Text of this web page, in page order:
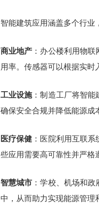
智能建筑应用涵盖多个行业
商业地产 ：办公楼利用物
用率。传感器可以根据实时
工业设施：制造工厂将智能
确保安全合规并降低能源成
医疗保健 ：医院利用互联
些应用需要高可靠性并严格
智慧城市 ：学校、机场和
中，从而助力实现能源管理